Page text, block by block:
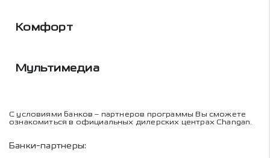
Комфорт
Мультимедиа
С условиями банков – партнеров программы Вы сможете
ознакомиться в официальных дилерских центрах Changan.
Банки-партнеры: